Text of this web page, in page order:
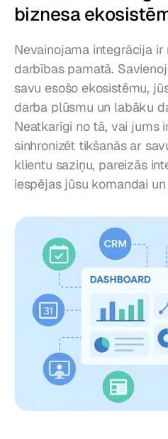
biznesa
Nevainojama integrācija
darbības pamatā.
savu esošo ekosistēmu,
darba plūsmu un labāku
Neatkarīgi no tā, vai jums
sinhronizēt tikšanās ar
klientu saziņu, pareizās
iespējas jūsu komandai